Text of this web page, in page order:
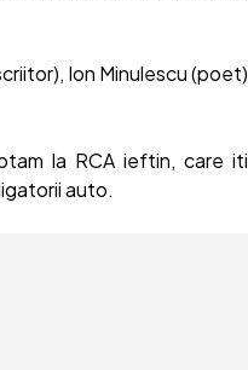
Ion Minulescu (poet)
la RCA ieftin, care iti
auto.